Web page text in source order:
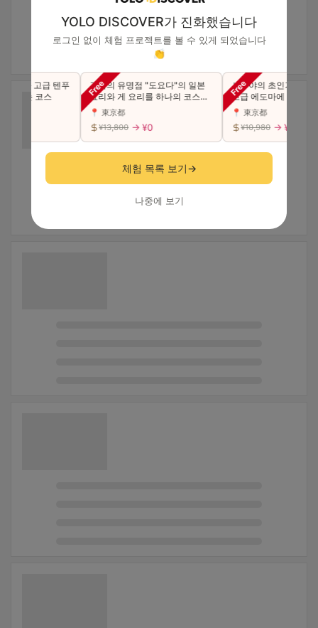
YOLO DISCOVER가 진화했습니다
로그인 없이 체험 프로젝트를 볼 수 있게 되었습니다
👏
밥과 고급 텐푸
있는 코스
긴자의 유명점 "도요다"의 일본
요리와 게 요리를 하나의 코스에
서 사치스럽게 맛본다（동반 가
능）
📍 東京都
¥13,800 → ¥0
시부야의 초인기점이
고급 에도마에 초밥 "특
카세 코스를 만끽하세요
📍 東京都
¥10,980 → ¥0
체험 목록 보기→
나중에 보기